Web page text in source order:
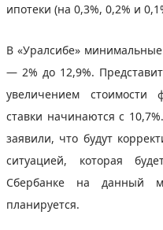
ипотеки (на 0,3%, 0,2% и
В «Уралсибе»
— 2% до 12,9%.
увеличением стоимости
ставки начинаются с
заявили, что будут
ситуацией, которая
Сбербанке на данный
планируется.